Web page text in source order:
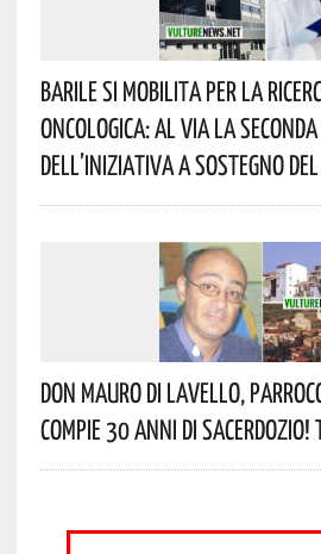
Barile Si Mobilita Per La
Oncologica: Al Via La
Dell’iniziativa A Sostegno Del
Don Mauro Di Lavello,
Compie 30 Anni Di